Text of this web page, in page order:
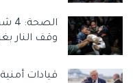
وقف النار بغزة
قيادات